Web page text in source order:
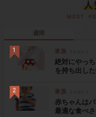
週間
絶対にやっ
を持ち出し
赤ちゃんは
最適な食べ